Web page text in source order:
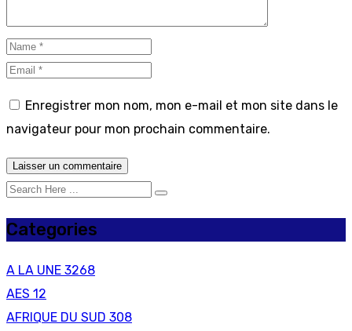
Enregistrer mon nom, mon e-mail et mon site dans le
navigateur pour mon prochain commentaire.
Categories
A LA UNE 3268
AES 12
AFRIQUE DU SUD 308